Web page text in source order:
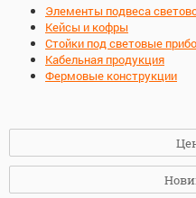
Элементы подвеса
Кейсы и кофры
Стойки под световые
Кабельная продукция
Фермовые конструкции